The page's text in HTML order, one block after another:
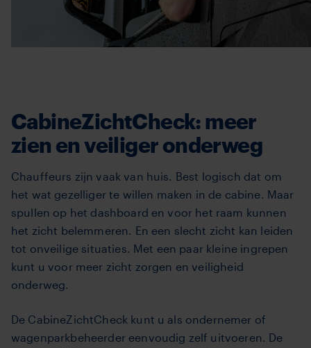
CabineZichtCheck: meer
zien en veiliger onderweg
Chauffeurs zijn vaak van huis. Best logisch dat om
het wat gezelliger te willen maken in de cabine. Maar
spullen op het dashboard en voor het raam kunnen
het zicht belemmeren. En een slecht zicht kan leiden
tot onveilige situaties. Met een paar kleine ingrepen
kunt u voor meer zicht zorgen en veiligheid
onderweg.
De CabineZichtCheck kunt u als ondernemer of
wagenparkbeheerder eenvoudig zelf uitvoeren. De